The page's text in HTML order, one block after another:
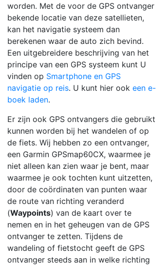
worden. Met de voor de GPS ontvanger
bekende locatie van deze satellieten,
kan het navigatie systeem dan
berekenen waar de auto zich bevind.
Een uitgebreidere beschrijving van het
principe van een GPS systeem kunt U
vinden op Smartphone en GPS
navigatie op reis. U kunt hier ook een e-
boek laden.
Er zijn ook GPS ontvangers die gebruikt
kunnen worden bij het wandelen of op
de fiets. Wij hebben zo een ontvanger,
een Garmin GPSmap60CX, waarmee je
niet alleen kan zien waar je bent, maar
waarmee je ook tochten kunt uitzetten,
door de coördinaten van punten waar
de route van richting veranderd
(Waypoints) van de kaart over te
nemen en in het geheugen van de GPS
ontvanger te zetten. Tijdens de
wandeling of fietstocht geeft de GPS
ontvanger steeds aan in welke richting